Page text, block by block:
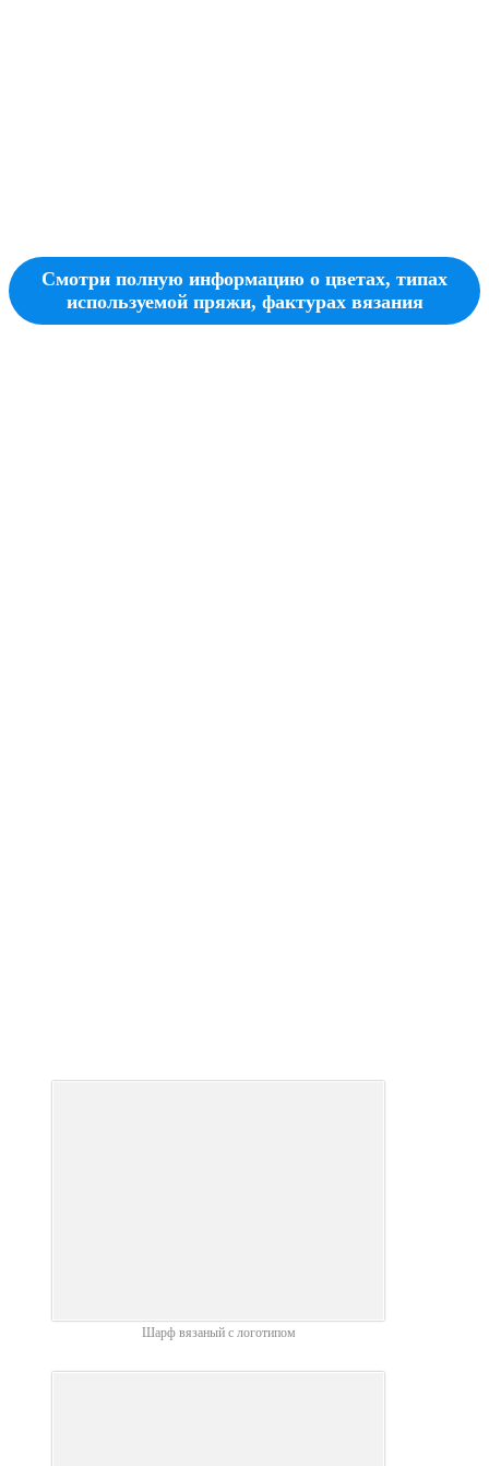
Смотри полную информацию о цветах, типах
используемой пряжи, фактурах вязания
Шарф вязаный с логотипом